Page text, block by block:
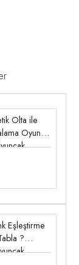
Olta ile
Oyunu
Eşleştirme
?